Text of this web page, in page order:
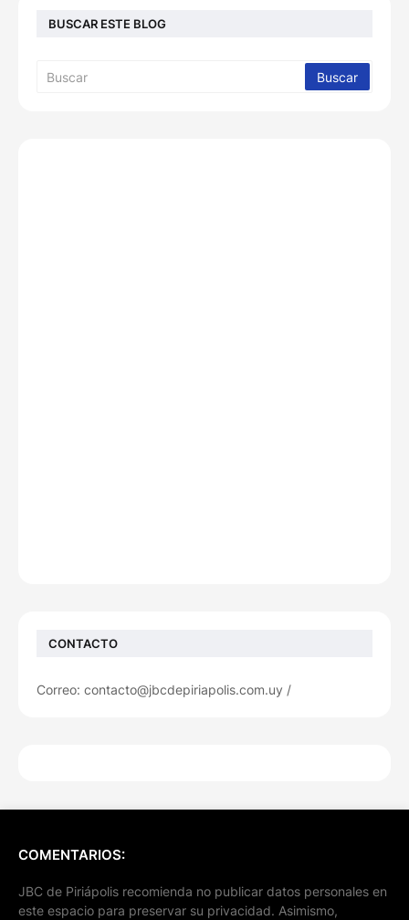
BUSCAR ESTE BLOG
CONTACTO
Correo: contacto@jbcdepiriapolis.com.uy /
COMENTARIOS:
JBC de Piriápolis recomienda no publicar datos personales en
este espacio para preservar su privacidad. Asimismo,